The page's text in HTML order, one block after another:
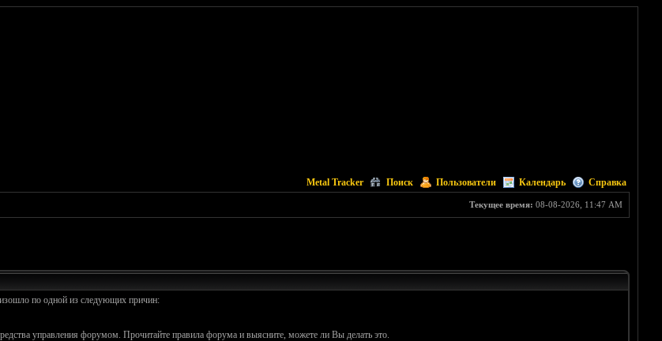
Metal Tracker Поиск Пользователи Календарь Справка
Текущее время: 08-08-2026, 11:47 AM
по одной из следующих причин:
управления форумом. Прочитайте правила форума и выясните, можете ли Вы делать это.